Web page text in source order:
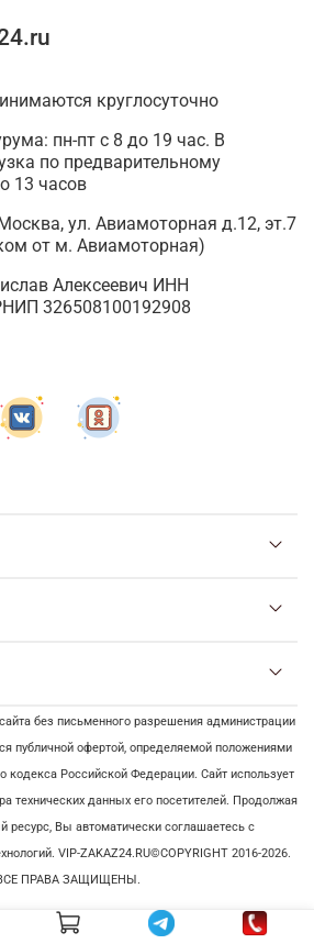
круглосуточно
пн-пт с 8 до 19 час. В
по предварительному
13 часов
ул. Авиамоторная д.12, эт.7
от м. Авиамоторная)
Алексеевич ИНН
326508100192908
без письменного разрешения администрации
публичной офертой, определяемой положениями
кодекса Российской Федерации. Сайт использует
технических данных его посетителей. Продолжая
ресурс, Вы автоматически соглашаетесь с
VIP-ZAKAZ24.RU©COPYRIGHT 2016-2026.
ПРАВА ЗАЩИЩЕНЫ.